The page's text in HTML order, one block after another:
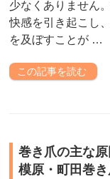
少なくありません
快感を引き起こし
を及ぼすことが …
この記事を読む
巻き爪の主な
模原・町田巻